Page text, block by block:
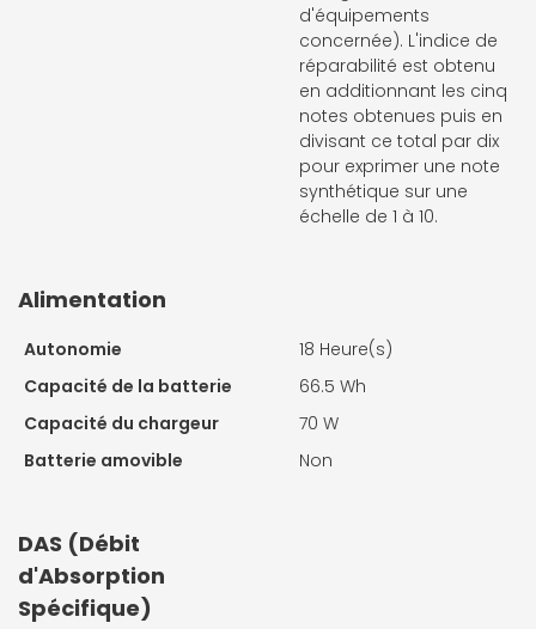
d'équipements
concernée). L'indice de
réparabilité est obtenu
en additionnant les cinq
notes obtenues puis en
divisant ce total par dix
pour exprimer une note
synthétique sur une
échelle de 1 à 10.
Alimentation
Autonomie
18 Heure(s)
Capacité de la batterie
66.5 Wh
Capacité du chargeur
70 W
Batterie amovible
Non
DAS (Débit
d'Absorption
Spécifique)